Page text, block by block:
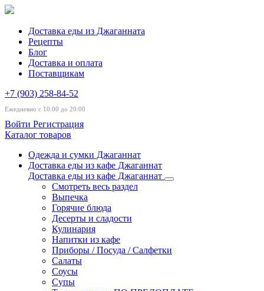
Доставка еды из Джаганната
Рецепты
Блог
Доставка и оплата
Поставщикам
+7 (903) 258-84-52
Ежедневно с 10:00 до 20:00
Войти Регистрация
Каталог товаров
Одежда и сумки Джаганнат
Доставка еды из кафе Джаганнат
Доставка еды из кафе Джаганнат
Смотреть весь раздел
Выпечка
Горячие блюда
Десерты и сладости
Кулинария
Напитки из кафе
Приборы / Посуда / Салфетки
Салаты
Соусы
Супы